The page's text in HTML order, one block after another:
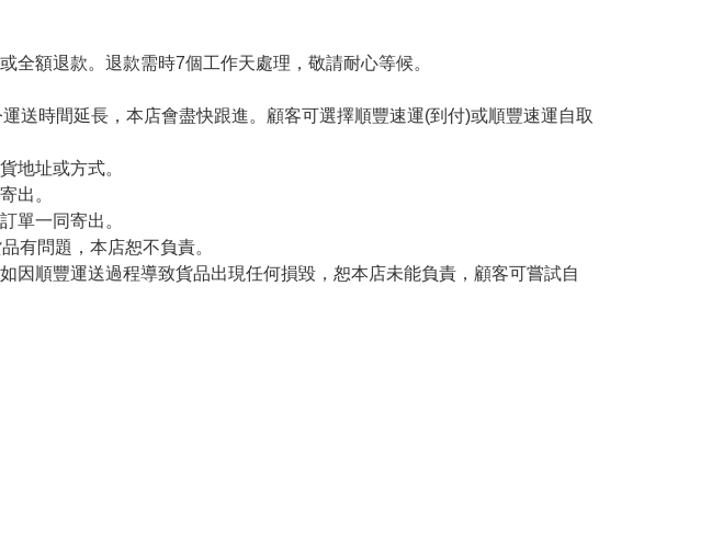
額退款。退款需時7個工作天處理，敬請耐心等候。
時間延長，本店會盡快跟進。顧客可選擇順豐速運(到付)或順豐速運自取
地址或方式。
出。
單一同寄出。
問題，本店恕不負責。
順豐運送過程導致貨品出現任何損毀，恕本店未能負責，顧客可嘗試自